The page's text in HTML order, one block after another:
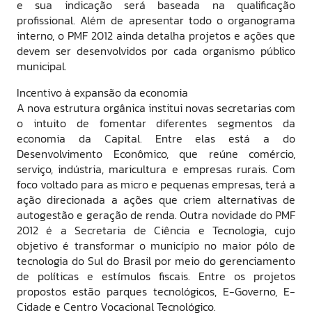
e sua indicação será baseada na qualificação
profissional. Além de apresentar todo o organograma
interno, o PMF 2012 ainda detalha projetos e ações que
devem ser desenvolvidos por cada organismo público
municipal.
Incentivo à expansão da economia
A nova estrutura orgânica institui novas secretarias com
o intuito de fomentar diferentes segmentos da
economia da Capital. Entre elas está a do
Desenvolvimento Econômico, que reúne comércio,
serviço, indústria, maricultura e empresas rurais. Com
foco voltado para as micro e pequenas empresas, terá a
ação direcionada a ações que criem alternativas de
autogestão e geração de renda. Outra novidade do PMF
2012 é a Secretaria de Ciência e Tecnologia, cujo
objetivo é transformar o município no maior pólo de
tecnologia do Sul do Brasil por meio do gerenciamento
de políticas e estímulos fiscais. Entre os projetos
propostos estão parques tecnológicos, E-Governo, E-
Cidade e Centro Vocacional Tecnológico.